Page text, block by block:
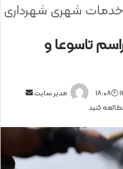
تاسوعا و
شهری شهرداری
مدیر سایت